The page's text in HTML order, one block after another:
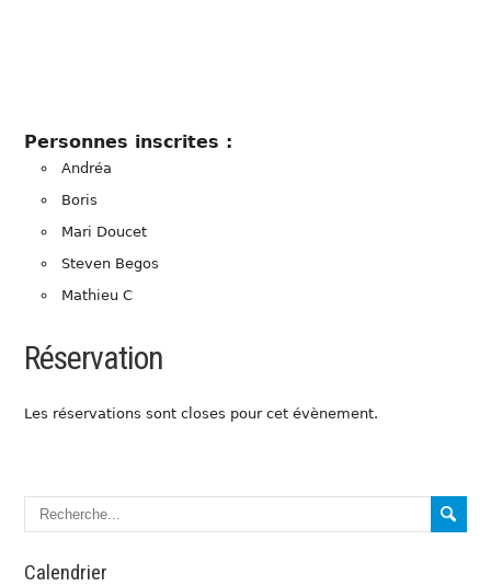
Personnes inscrites :
Andréa
Boris
Mari Doucet
Steven Begos
Mathieu C
Réservation
Les réservations sont closes pour cet évènement.
Calendrier